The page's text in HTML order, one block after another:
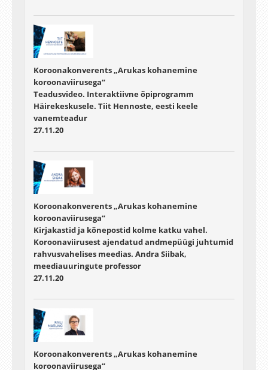
Koroonakonverents „Arukas kohanemine
koroonaviirusega“
Teadusvideo. Interaktiivne õpiprogramm
Häirekeskusele. Tiit Hennoste, eesti keele
vanemteadur
27.11.20
Koroonakonverents „Arukas kohanemine
koroonaviirusega“
Kirjakastid ja kõnepostid kolme katku vahel.
Koroonaviirusest ajendatud andmepüügi juhtumid
rahvusvahelises meedias. Andra Siibak,
meediauuringute professor
27.11.20
Koroonakonverents „Arukas kohanemine
koroonaviirusega“